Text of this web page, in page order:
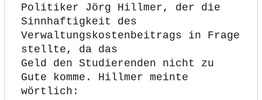
Politiker Jörg Hillmer, der die
Sinnhaftigkeit des
Verwaltungskostenbeitrags in Frage
stellte, da das
Geld den Studierenden nicht zu
Gute komme. Hillmer meinte
wörtlich: